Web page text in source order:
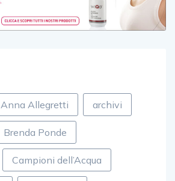
Anna Allegretti archivi
Brenda Ponde
Campioni dell’Acqua